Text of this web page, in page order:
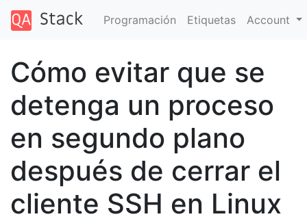
Programación Etiquetas Account
Cómo evitar que se
detenga un proceso
en segundo plano
después de cerrar el
cliente SSH en Linux